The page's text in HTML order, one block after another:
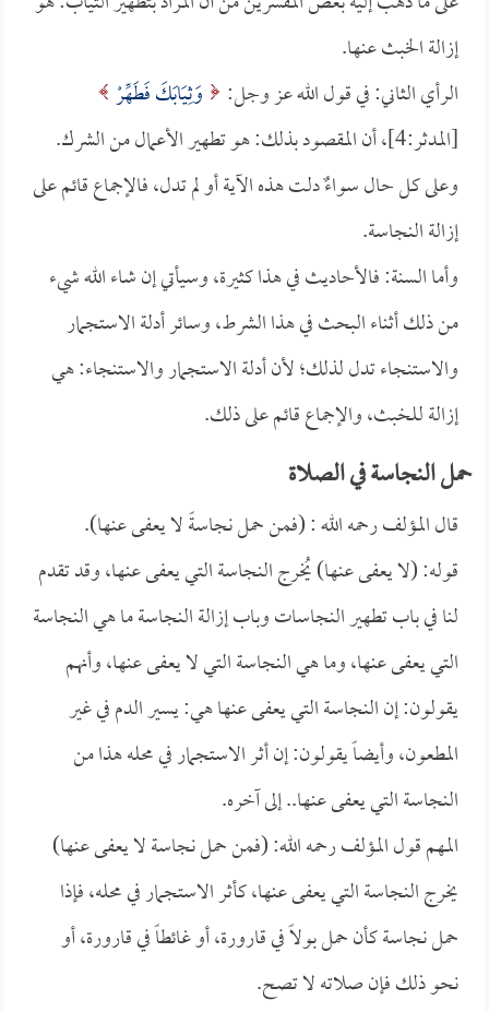
إزالة الخبث عنها.
الرأي الثاني: في قول الله عز وجل:
وَثِيَابَكَ فَطَهِّرْ
[المدثر:4]، أن المقصود بذلك: هو تطهير الأعمال من الشرك.
وعلى كل حال سواءٌ دلت هذه الآية أو لم تدل، فالإجماع قائم على
إزالة النجاسة.
وأما السنة: فالأحاديث في هذا كثيرة، وسيأتي إن شاء الله شيء
من ذلك أثناء البحث في هذا الشرط، وسائر أدلة الاستجمار
والاستنجاء تدل لذلك؛ لأن أدلة الاستجمار والاستنجاء: هي
إزالة للخبث، والإجماع قائم على ذلك.
حمل النجاسة في الصلاة
قال المؤلف رحمه الله : (فمن حمل نجاسةً لا يعفى عنها).
قوله: (لا يعفى عنها) يُخرج النجاسة التي يعفى عنها، وقد تقدم
لنا في باب تطهير النجاسات وباب إزالة النجاسة ما هي النجاسة
التي يعفى عنها، وما هي النجاسة التي لا يعفى عنها، وأنهم
يقولون: إن النجاسة التي يعفى عنها هي: يسير الدم في غير
المطعون، وأيضاً يقولون: إن أثر الاستجمار في محله هذا من
النجاسة التي يعفى عنها.. إلى آخره.
المهم قول المؤلف رحمه الله: (فمن حمل نجاسة لا يعفى عنها)
يخرج النجاسة التي يعفى عنها، كأثر الاستجمار في محله، فإذا
حمل نجاسة كأن حمل بولاً في قارورة، أو غائطاً في قارورة، أو
نحو ذلك فإن صلاته لا تصح.